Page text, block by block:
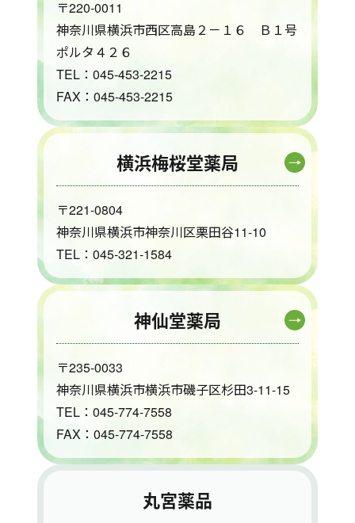
〒220-0011
神奈川県横浜市西区高島２－１６ Ｂ１号
ポルタ４２６
TEL：045-453-2215
FAX：045-453-2215
横浜梅桜堂薬局
〒221-0804
神奈川県横浜市神奈川区栗田谷11-10
TEL：045-321-1584
神仙堂薬局
〒235-0033
神奈川県横浜市横浜市磯子区杉田3-11-15
TEL：045-774-7558
FAX：045-774-7558
丸宮薬品